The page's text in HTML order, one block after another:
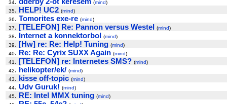
34
(mind)
35. HELP! UC2 (mind)
36. Tomorites exe-re (mind)
37. [TELEFON] Re: Pannon versus Westel (mind)
38. Internet a konnektorbol (mind)
39. [Hw] re: Re: Help! Tuning (mind)
40. Re: Re: Cyrix SUXX Again (mind)
41 . [TELEFON] re: Internetes SMS? (mind)
42. helikopter/ek/ (mind)
43. kisse off-topic (mind)
44. Udv Guruk! (mind)
45. RE: Intel MMX tuning (mind)